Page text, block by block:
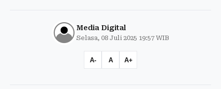
Media Digital
Selasa, 08 Juli 2025 19:57 WIB
A- A A+